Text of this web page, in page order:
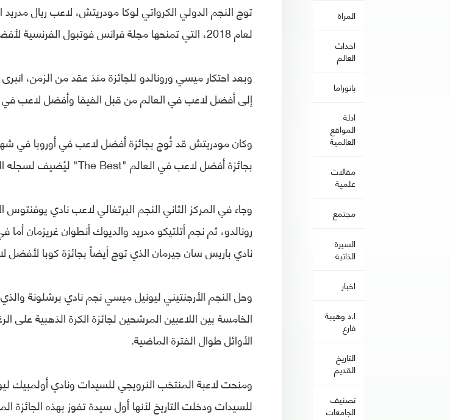
المراة
احداث
العالم
بانوراما
ادلة
المواقع
العالمية
مقالات
علمية
مجتمع
السيرة
الذاتية
اخبار
ا.د وهيبة
فارع
التاريخ
القديم
تصنيف
الجامعات
توج النجم الدولي الكرواتي لوكا مودريتش، لاعب ريال مدريد
لعام 2018، التي تمنحها مجلة فرانس فوتبول الفرنسية لأفضل لاعب في العالم.
وبعد احتكار ميسي ورونالدو للجائزة منذ عقد من الزمن، انبرى
إلى أفضل لاعب في العالم من قبل الفيفا وأفضل لاعب في
وكان مودريتش قد تُوج بجائزة أفضل لاعب في أوروبا
بجائزة أفضل لاعب في العالم "The Best" ليُضيف لسجله الكرة الذهبية.
وجاء في المركز الثاني النجم البرتغالي لاعب نادي يوفنتوس
رونالدو، ثم نجم أتلتيكو مدريد والديوك أنطوان غريزمان
نادي باريس سان جيرمان الذي توج أيضاً بجائزة كوبا
وحل النجم الأرجنتيني ليونيل ميسي نجم نادي برشلونة
الخامسة بين اللاعبين المرشحين لجائزة الكرة الذهبية
الأوائل طوال الفترة الماضية.
ومنحت لاعبة المنتخب النرويجي للسيدات ونادي أولمبيك
للسيدات ودخلت التاريخ لأنها أول سيدة تفوز بهذه الجائزة